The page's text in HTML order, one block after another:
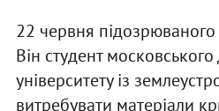
22 червня
Він студент
університету із
витребувати матеріали